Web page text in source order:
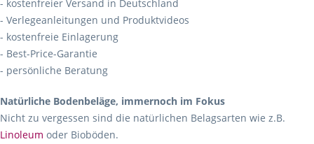
- kostenfreier Versand in Deutschland
- Verlegeanleitungen und Produktvideos
- kostenfreie Einlagerung
- Best-Price-Garantie
- persönliche Beratung
Natürliche Bodenbeläge, immernoch im Fokus
Nicht zu vergessen sind die natürlichen Belagsarten wie z.B.
Linoleum oder Bioböden.